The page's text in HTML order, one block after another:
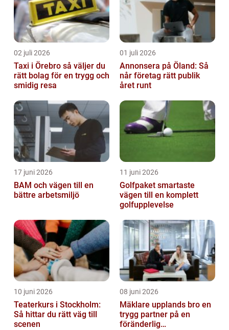
02 juli 2026
Taxi i Örebro så väljer du
rätt bolag för en trygg och
smidig resa
01 juli 2026
Annonsera på Öland: Så
når företag rätt publik
året runt
17 juni 2026
BAM och vägen till en
bättre arbetsmiljö
11 juni 2026
Golfpaket smartaste
vägen till en komplett
golfupplevelse
10 juni 2026
Teaterkurs i Stockholm:
Så hittar du rätt väg till
scenen
08 juni 2026
Mäklare upplands bro en
trygg partner på en
föränderlig